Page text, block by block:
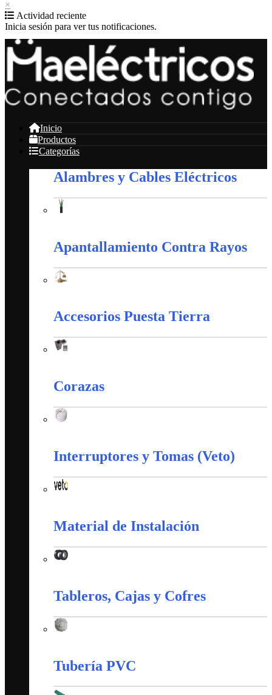
×
Actividad reciente
Inicia sesión para ver tus notificaciones.
Inicio
Productos
Categorías
Alambres y Cables Eléctricos
Apantallamiento Contra Rayos
Accesorios Puesta Tierra
Corazas
Interruptores y Tomas (Veto)
Material de Instalación
Tableros, Cajas y Cofres
Tubería PVC